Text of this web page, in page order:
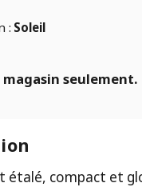
: Soleil
magasin seulement.
étalé, compact et